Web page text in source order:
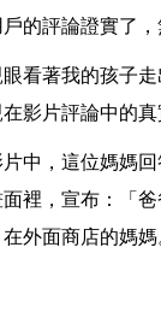
的評論證實了
眼看著我的孩子
影片評論中的真
中，這位媽媽
裡，宣布：「
外面商店的媽媽